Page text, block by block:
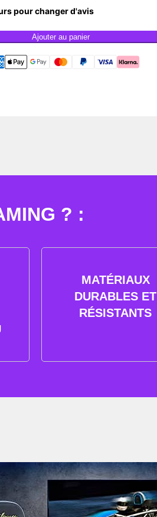
pour changer d'avis
Ajouter au panier
? :
MATÉRIAUX
DURABLES ET
RÉSISTANTS